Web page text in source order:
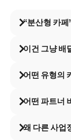
“분산형 카
이건 그냥 배
어떤 유형의
어떤 파트너
왜 다른 사업